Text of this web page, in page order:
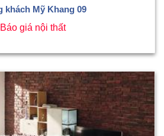
khách Mỹ Khang 09
Báo giá nội thất